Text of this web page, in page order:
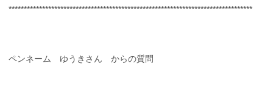
********************************************************************************
ペンネーム ゆうきさん からの質問